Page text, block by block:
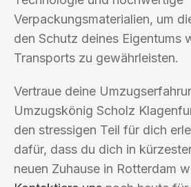
Verpackungsmaterialien, um
den Schutz deines Eigentums
Transports zu gewährleisten.
Vertraue deine
Umzugskönig Scholz
den stressigen Teil für dich
dafür, dass du dich in
neuen Zuhause in Rotterdam